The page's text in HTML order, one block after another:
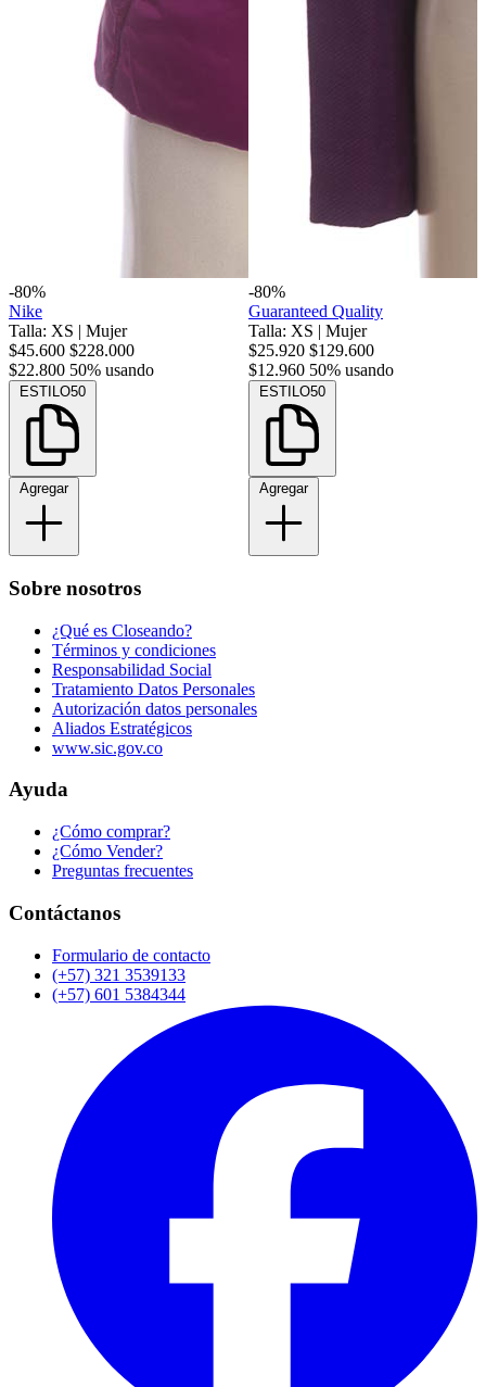
-80%
Nike
Talla: XS | Mujer
$45.600 $228.000
$22.800 50% usando
ESTILO50
Agregar
-80%
Guaranteed Quality
Talla: XS | Mujer
$25.920 $129.600
$12.960 50% usando
ESTILO50
Agregar
Sobre nosotros
¿Qué es Closeando?
Términos y condiciones
Responsabilidad Social
Tratamiento Datos Personales
Autorización datos personales
Aliados Estratégicos
www.sic.gov.co
Ayuda
¿Cómo comprar?
¿Cómo Vender?
Preguntas frecuentes
Contáctanos
Formulario de contacto
(+57) 321 3539133
(+57) 601 5384344